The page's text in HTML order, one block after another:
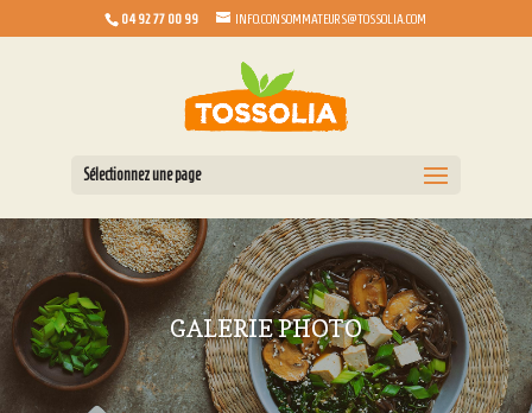
04 92 77 00 99 INFO.CONSOMMATEURS@TOSSOLIA.COM
Sélectionnez une page
GALERIE PHOTO